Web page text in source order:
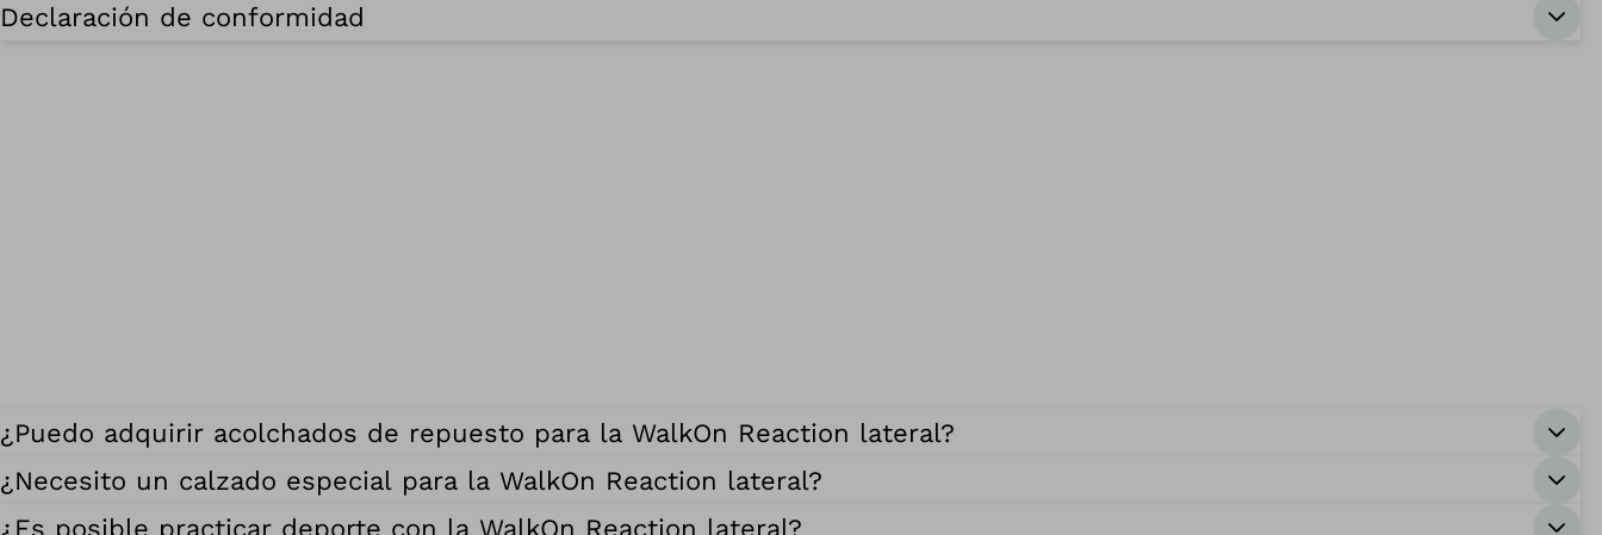
Declaración de conformidad
¿Puedo adquirir acolchados de repuesto para la WalkOn Reaction lateral?
¿Necesito un calzado especial para la WalkOn Reaction lateral?
¿Es posible practicar deporte con la WalkOn Reaction lateral?